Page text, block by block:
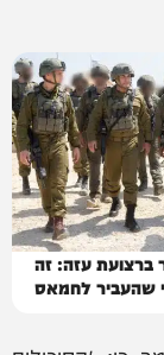
ברצועת עזה: זה
שהעביר לחמאס